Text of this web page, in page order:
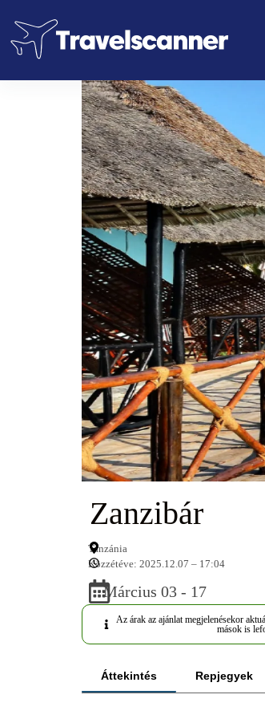
Zanzibár
Tanzánia
Közzétéve: 2025.12.07 – 17:04
Március 03 - 17
Az árak az ajánlat megjelenésekor
mások is
Áttekintés Repjegyek